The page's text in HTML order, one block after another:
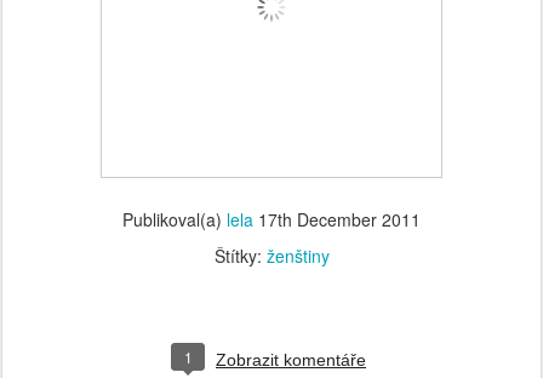
Publikoval(a) lela 17th December 2011
Štítky: ženštiny
1 Zobrazit komentáře